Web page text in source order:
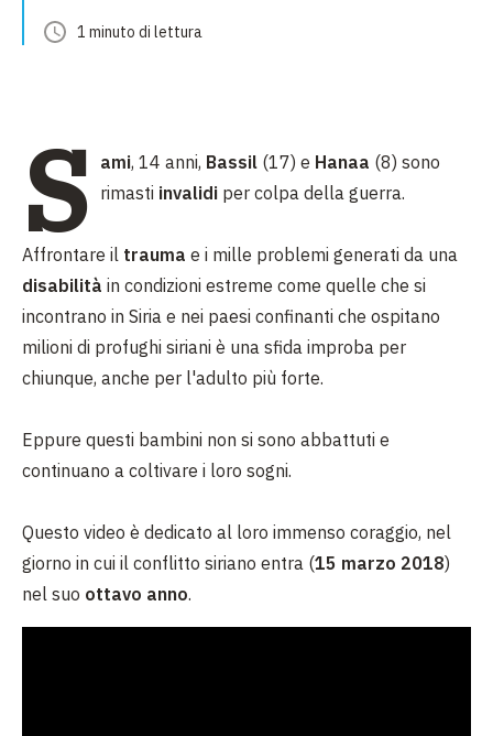
1 minuto di lettura
S ami, 14 anni, Bassil (17) e Hanaa (8) sono
rimasti invalidi per colpa della guerra.
Affrontare il trauma e i mille problemi generati da una
disabilità in condizioni estreme come quelle che si
incontrano in Siria e nei paesi confinanti che ospitano
milioni di profughi siriani è una sfida improba per
chiunque, anche per l'adulto più forte.
Eppure questi bambini non si sono abbattuti e
continuano a coltivare i loro sogni.
Questo video è dedicato al loro immenso coraggio, nel
giorno in cui il conflitto siriano entra (15 marzo 2018)
nel suo ottavo anno.